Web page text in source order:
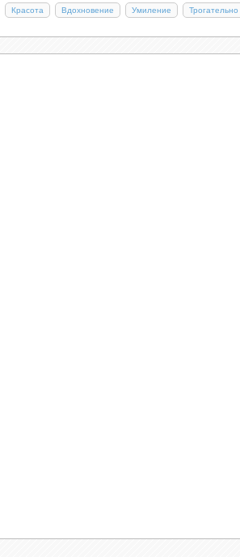
Красота Вдохновение Умиление Трогательно